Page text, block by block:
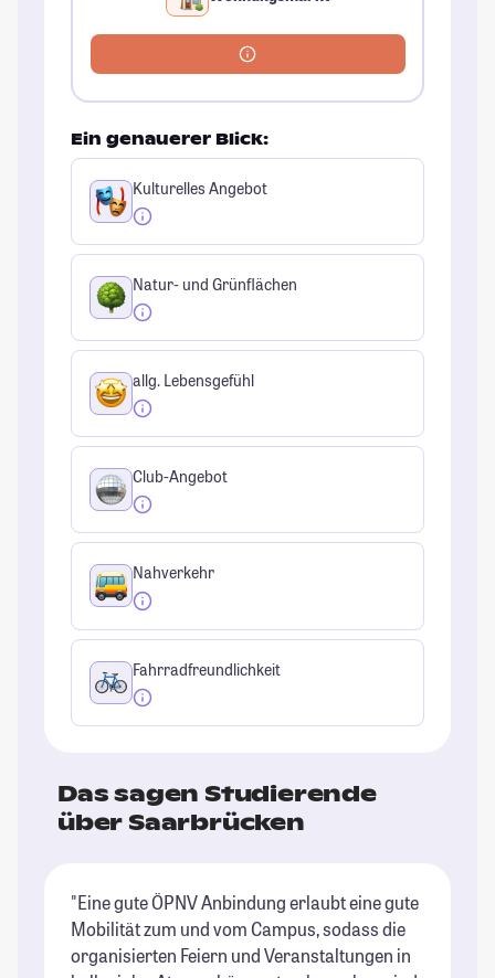
Ein genauerer Blick:
Kulturelles Angebot
Natur- und Grünflächen
allg. Lebensgefühl
Club-Angebot
Nahverkehr
Fahrradfreundlichkeit
Das sagen Studierende
über Saarbrücken
"Eine gute ÖPNV Anbindung erlaubt eine gute
Mobilität zum und vom Campus, sodass die
organisierten Feiern und Veranstaltungen in